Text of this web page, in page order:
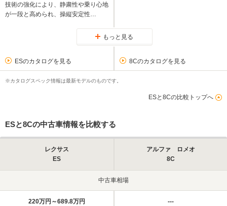
技術の強化により、静粛性や乗り心地
が一段と高められ、操縦安定性…
もっと見る
ESのカタログを見る 8Cのカタログを見る
※カタログスペック情報は最新モデルのものです。
ESと8Cの比較トップへ
ESと8Cの中古車情報を比較する
レクサス
ES
アルファ ロメオ
8C
中古車相場
220万円～689.8万円 ---